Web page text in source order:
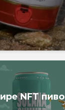
NFT пиво